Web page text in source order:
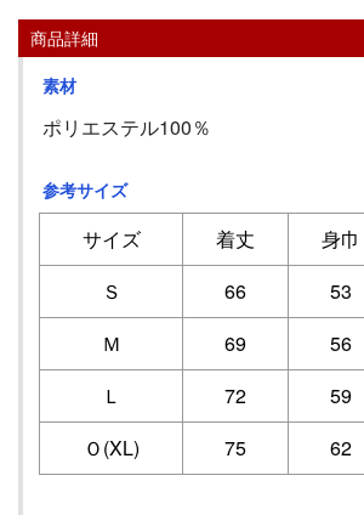
商品詳細
素材
ポリエステル100％
参考サイズ
サイズ 着丈 身巾
Ｓ
66 53
Ｍ
69 56
Ｌ
72 59
Ｏ(XL)
75 62